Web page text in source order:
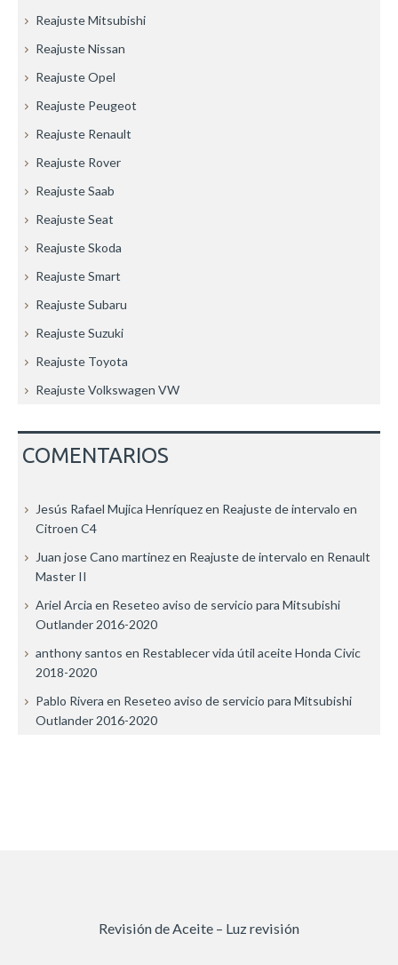
Reajuste Mitsubishi
Reajuste Nissan
Reajuste Opel
Reajuste Peugeot
Reajuste Renault
Reajuste Rover
Reajuste Saab
Reajuste Seat
Reajuste Skoda
Reajuste Smart
Reajuste Subaru
Reajuste Suzuki
Reajuste Toyota
Reajuste Volkswagen VW
COMENTARIOS
Jesús Rafael Mujica Henríquezen Reajuste de intervalo en
Citroen C4
Juan jose Cano martinezen Reajuste de intervalo en Renault
Master II
Ariel Arcia en Reseteo aviso de servicio para Mitsubishi
Outlander 2016-2020
anthony santos en Restablecer vida útil aceite Honda Civic
2018-2020
Pablo Rivera en Reseteo aviso de servicio para Mitsubishi
Outlander 2016-2020
Revisión de Aceite – Luz revisión